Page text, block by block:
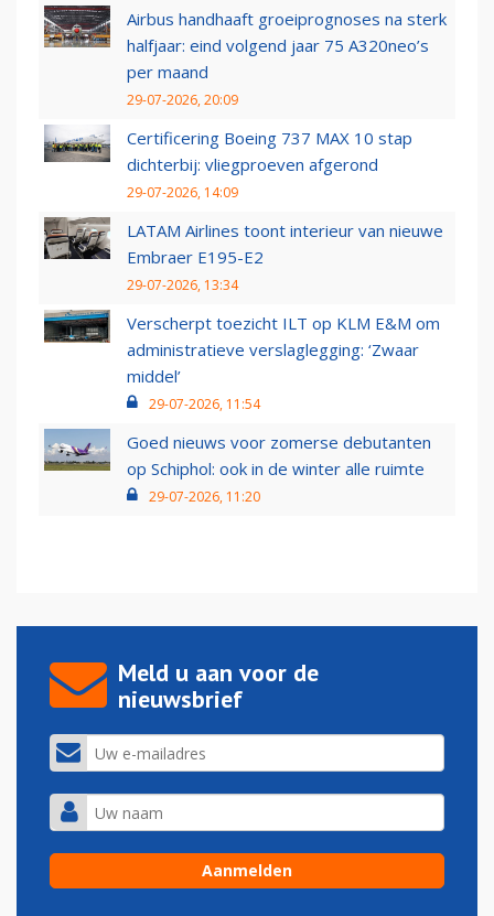
Airbus handhaaft groeiprognoses na sterk
halfjaar: eind volgend jaar 75 A320neo’s
per maand
29-07-2026, 20:09
Certificering Boeing 737 MAX 10 stap
dichterbij: vliegproeven afgerond
29-07-2026, 14:09
LATAM Airlines toont interieur van nieuwe
Embraer E195-E2
29-07-2026, 13:34
Verscherpt toezicht ILT op KLM E&M om
administratieve verslaglegging: ‘Zwaar
middel’
29-07-2026, 11:54
Goed nieuws voor zomerse debutanten
op Schiphol: ook in de winter alle ruimte
29-07-2026, 11:20
Meld u aan voor de
nieuwsbrief